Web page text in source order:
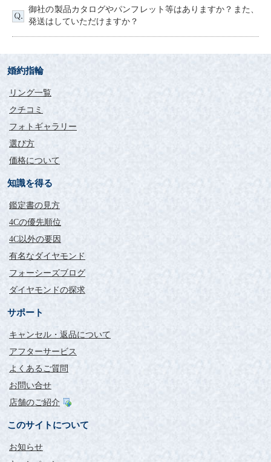
御社の製品カタログやパンフレット等はありますか？また、
発送はしていただけますか？
婚約指輪
リング一覧
クチコミ
フォトギャラリー
選び方
価格について
知識を得る
鑑定書の見方
4Cの優先順位
4C以外の要因
有名なダイヤモンド
フォーシーズブログ
ダイヤモンドの探求
サポート
キャンセル・返品について
アフターサービス
よくあるご質問
お問い合せ
店舗のご紹介
このサイトについて
お知らせ